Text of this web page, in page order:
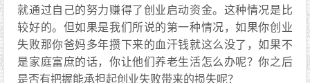
就通过自己的努力赚得了创业启动资金。这种情况是比
较好的。但如果是我们所说的第一种情况，如果你创业
失败那你爸妈多年攒下来的血汗钱就这么没了，如果不
是家庭富庶的话，你让他们养老生活怎么办呢？你之后
是否有把握能承担起创业失败带来的损失呢？